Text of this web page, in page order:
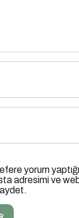
yorum
adresimi ve